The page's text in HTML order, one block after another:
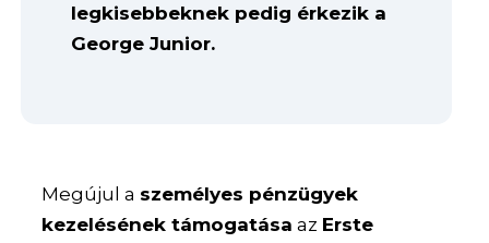
legkisebbeknek pedig érkezik a
George Junior.
Megújul a személyes pénzügyek
kezelésének támogatása az Erste